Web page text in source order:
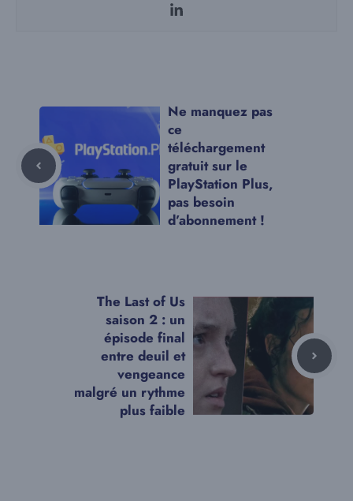
Ne manquez pas
ce
téléchargement
gratuit sur le
PlayStation Plus,
pas besoin
d’abonnement !
The Last of Us
saison 2 : un
épisode final
entre deuil et
vengeance
malgré un rythme
plus faible